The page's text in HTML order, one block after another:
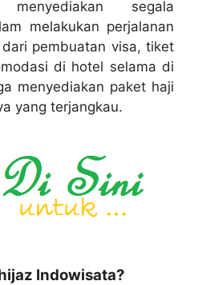
segala
melakukan perjalanan
pembuatan visa, tiket
di hotel selama di
menyediakan paket haji
yang terjangkau.
Indowisata?